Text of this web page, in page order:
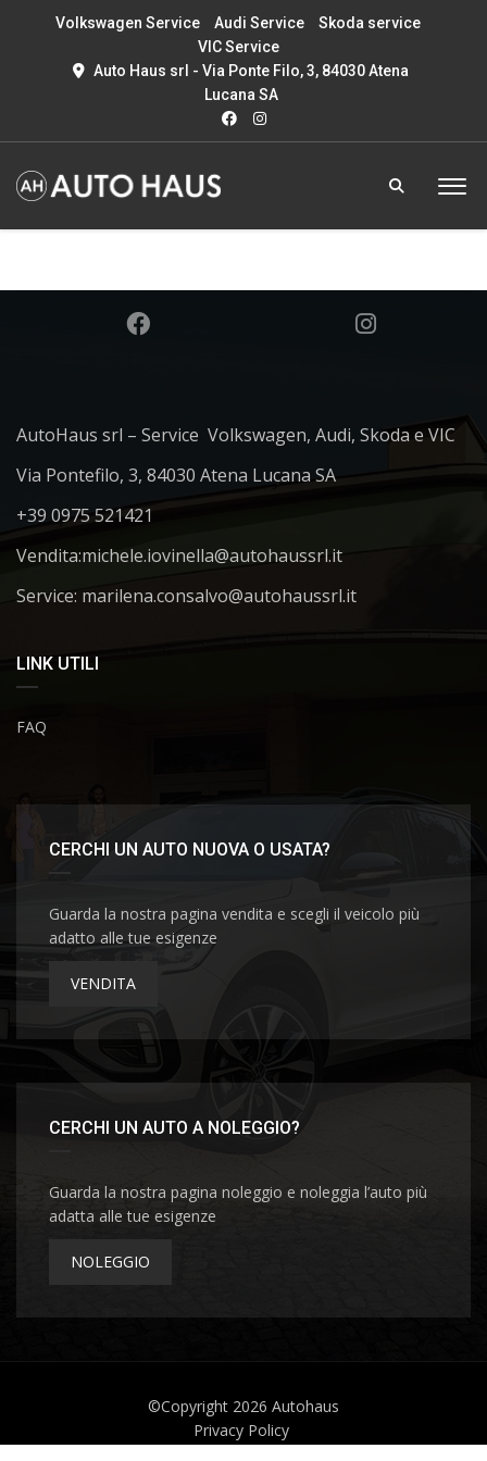
Volkswagen Service Audi Service
Skoda service
VIC Service
Auto Haus srl - Via Ponte Filo, 3, 84030 Atena
Lucana SA
AutoHaus srl – Service Volkswagen, Audi, Skoda e VIC
Via Pontefilo, 3, 84030 Atena Lucana SA
+39 0975 521421
Vendita:michele.iovinella@autohaussrl.it
Service: marilena.consalvo@autohaussrl.it
LINK UTILI
FAQ
CERCHI UN AUTO NUOVA O USATA?
Guarda la nostra pagina vendita e scegli il veicolo più
adatto alle tue esigenze
VENDITA
CERCHI UN AUTO A NOLEGGIO?
Guarda la nostra pagina noleggio e noleggia l’auto più
adatta alle tue esigenze
NOLEGGIO
©Copyright 2026 Autohaus
Privacy Policy